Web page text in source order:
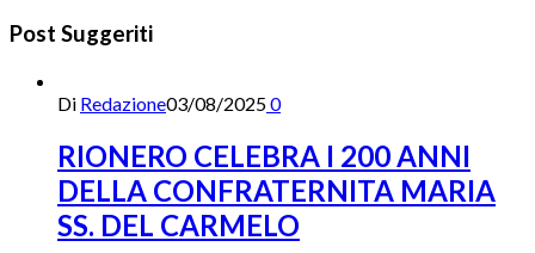
Post Suggeriti
Di Redazione03/08/20250
RIONERO CELEBRA I 200 ANNI
DELLA CONFRATERNITA MARIA
SS. DEL CARMELO